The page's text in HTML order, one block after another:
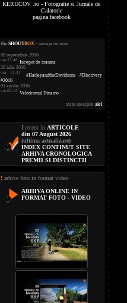
KERUCOV .ro - Fotografie si Jurnale de
Calatorie
pagina facebook
the.SHOUTBOX - mesaje recente
09 septembrie 2016
ora 23:46 Inceput de toamna
20 iulie 2016
ora 11:31
#HarleyandtheDavidsons #Discovery
#2016
01 aprilie 2016
ora 02:15 Velodromul Dinamo
toate mesajele aici
! recent in ARTICOLE
din 07 August 2026
(ultima actualizare)
INDEX CONTINUT SITE
ARHIVA CRONOLOGICA
PREMII SI DISTINCTII
! arhive foto in format video
ARHIVA ONLINE IN
FORMAT FOTO - VIDEO